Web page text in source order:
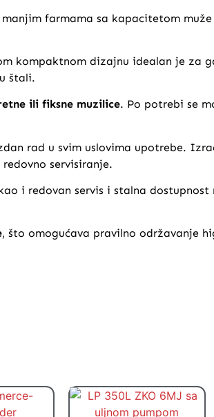
farmama sa kapacitetom muže
kompaktnom dizajnu idealan je za
štali.
ili fiksne muzilice. Po potrebi se
rad u svim uslovima upotrebe.
servisiranje.
i redovan servis i stalna
, što omogućava pravilno održavanje